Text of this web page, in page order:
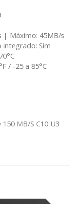
| Máximo: 45MB/s
Sim
/ -25 a 85°C
MB/S C10 U3